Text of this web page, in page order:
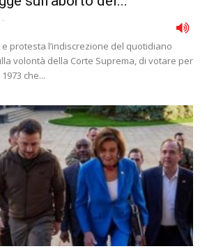
-
protesta l’indiscrezione del quotidiano
volontà della Corte Suprema, di votare per
che...